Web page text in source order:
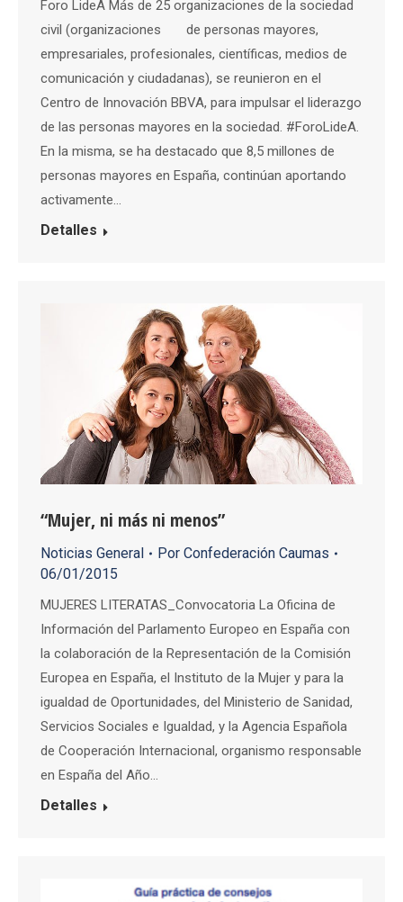
Foro LideA Más de 25 organizaciones de la sociedad
civil (organizaciones de personas mayores,
empresariales, profesionales, científicas, medios de
comunicación y ciudadanas), se reunieron en el
Centro de Innovación BBVA, para impulsar el liderazgo
de las personas mayores en la sociedad. #ForoLideA.
En la misma, se ha destacado que 8,5 millones de
personas mayores en España, continúan aportando
activamente…
Detalles
“Mujer, ni más ni menos”
Noticias General Por Confederación Caumas
06/01/2015
MUJERES LITERATAS_Convocatoria La Oficina de
Información del Parlamento Europeo en España con
la colaboración de la Representación de la Comisión
Europea en España, el Instituto de la Mujer y para la
igualdad de Oportunidades, del Ministerio de Sanidad,
Servicios Sociales e Igualdad, y la Agencia Española
de Cooperación Internacional, organismo responsable
en España del Año…
Detalles